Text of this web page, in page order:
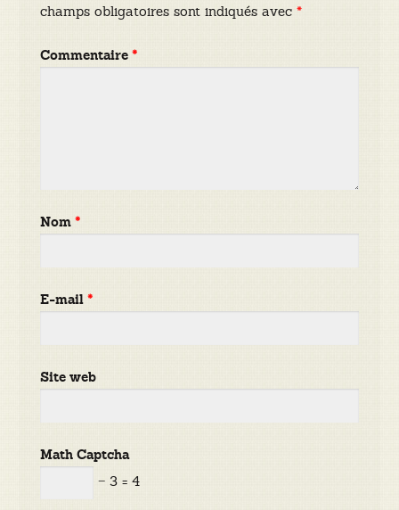
champs obligatoires sont indiqués avec*
Commentaire*
Nom*
E-mail*
Site web
Math Captcha
− 3 = 4